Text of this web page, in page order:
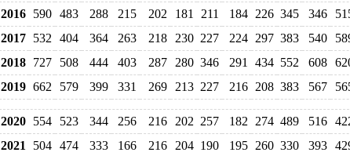
2016 590 483 288 215 202 181 211 184 226 345 346
2017 532 404 364 263 218 230 227 224 297 383 540
2018 727 508 444 403 287 280 346 291 434 552 608
2019 662 579 399 331 269 213 227 216 208 383 567
2020 554 523 344 256 216 202 257 182 274 489 516
2021
504 474 333 166 216 204 190 195 260 330 393